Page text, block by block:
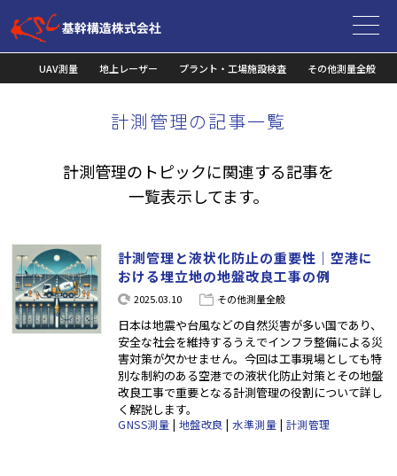
UAV測量 地上レーザー プラント・工場施設検査 その他測量全般
HOME コラム 計測管理
計測管理の記事一覧
計測管理のトピックに関連する記事を
一覧表示してます。
計測管理と液状化防止の重要性｜空港に
おける埋立地の地盤改良工事の例
2025.03.10 その他測量全般
日本は地震や台風などの自然災害が多い国であり、
安全な社会を維持するうえでインフラ整備による災
害対策が欠かせません。今回は工事現場としても特
別な制約のある空港での液状化防止対策とその地盤
改良工事で重要となる計測管理の役割について詳し
く解説します。
GNSS測量 | 地盤改良 |水準測量 | 計測管理